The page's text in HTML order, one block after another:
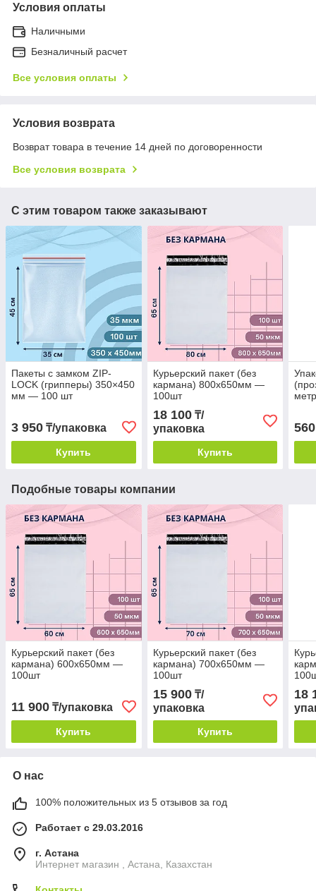
Условия оплаты
Наличными
Безналичный расчет
Все условия оплаты
Условия возврата
Возврат товара в течение 14 дней по договоренности
Все условия возврата
С этим товаром также заказывают
Пакеты с замком ZIP-
LOCK (грипперы) 350×450
мм — 100 шт
3 950 ₸/упаковка
Купить
Курьерский пакет (без
кармана) 800х650мм —
100шт
18 100₸/
упаковка
Купить
560
Подобные товары компании
Курьерский пакет (без
кармана) 600х650мм —
100шт
11 900 ₸/упаковка
Купить
Курьерский пакет (без
кармана) 700х650мм —
100шт
15 900₸/
упаковка
Купить
18
О нас
100% положительных из 5 отзывов за год
Работает с 29.03.2016
г. Астана
Интернет магазин , Астана, Казахстан